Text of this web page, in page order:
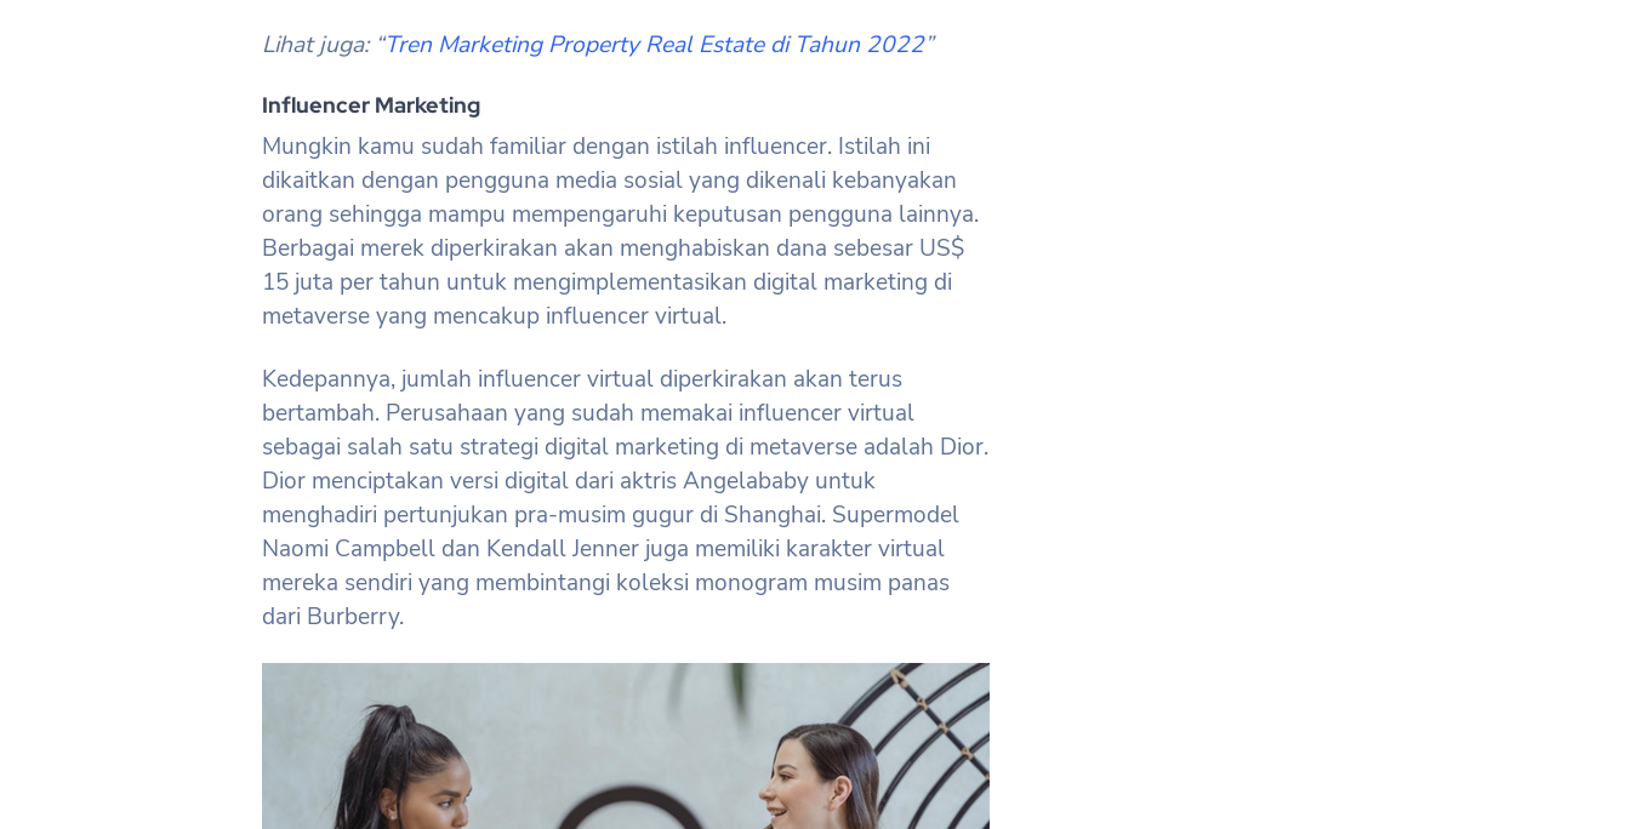
Lihat juga: “Tren Marketing Property Real Estate di Tahun 2022”
Influencer Marketing
Mungkin kamu sudah familiar dengan istilah influencer. Istilah ini
dikaitkan dengan pengguna media sosial yang dikenali kebanyakan
orang sehingga mampu mempengaruhi keputusan pengguna lainnya.
Berbagai merek diperkirakan akan menghabiskan dana sebesar US$
15 juta per tahun untuk mengimplementasikan digital marketing di
metaverse yang mencakup influencer virtual.
Kedepannya, jumlah influencer virtual diperkirakan akan terus
bertambah. Perusahaan yang sudah memakai influencer virtual
sebagai salah satu strategi digital marketing di metaverse adalah Dior.
Dior menciptakan versi digital dari aktris Angelababy untuk
menghadiri pertunjukan pra-musim gugur di Shanghai. Supermodel
Naomi Campbell dan Kendall Jenner juga memiliki karakter virtual
mereka sendiri yang membintangi koleksi monogram musim panas
dari Burberry.